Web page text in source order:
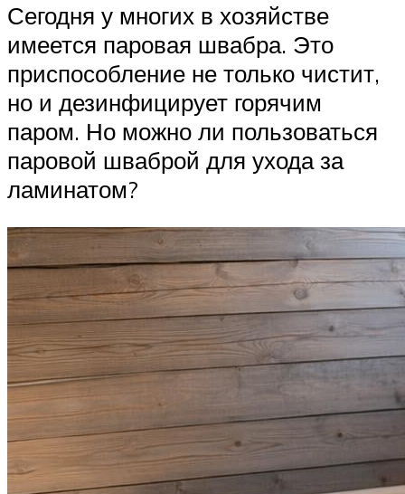
Сегодня у многих в хозяйстве
имеется паровая швабра. Это
приспособление не только чистит,
но и дезинфицирует горячим
паром. Но можно ли пользоваться
паровой шваброй для ухода за
ламинатом?